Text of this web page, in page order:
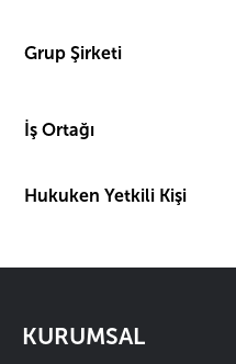
Grup Şirketi
İş Ortağı
Hukuken Yetkili Kişi
KURUMSAL